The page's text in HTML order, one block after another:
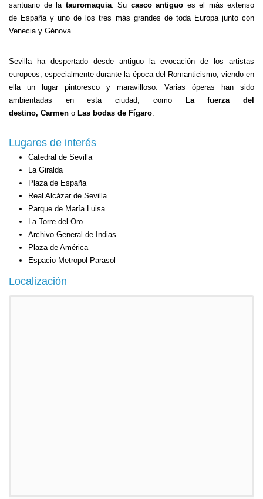
santuario de la tauromaquia. Su casco antiguo es el más extenso
de España y uno de los tres más grandes de toda Europa junto con
Venecia y Génova.
Sevilla ha despertado desde antiguo la evocación de los artistas
europeos, especialmente durante la época del Romanticismo, viendo en
ella un lugar pintoresco y maravilloso. Varias óperas han sido
ambientadas en esta ciudad, como
La fuerza del
destino, Carmen o Las bodas de Fígaro.
Lugares de interés
Catedral de Sevilla
La Giralda
Plaza de España
Real Alcázar de Sevilla
Parque de María Luisa
La Torre del Oro
Archivo General de Indias
Plaza de América
Espacio Metropol Parasol
Localización